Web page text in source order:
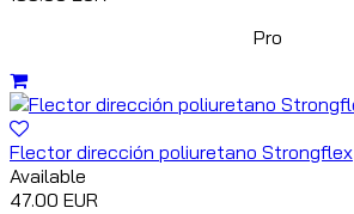
Pro
Flector dirección poliuretano Strongflex
Available
47.00 EUR